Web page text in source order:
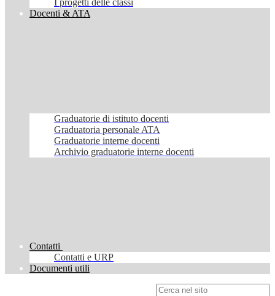
I progetti delle classi
Docenti & ATA
Graduatorie di istituto docenti
Graduatoria personale ATA
Graduatorie interne docenti
Archivio graduatorie interne docenti
Contatti
Contatti e URP
Documenti utili